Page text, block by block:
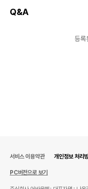
Q&A
등록
서비스 이용약관 개인정보 처리
PC버전으로 보기